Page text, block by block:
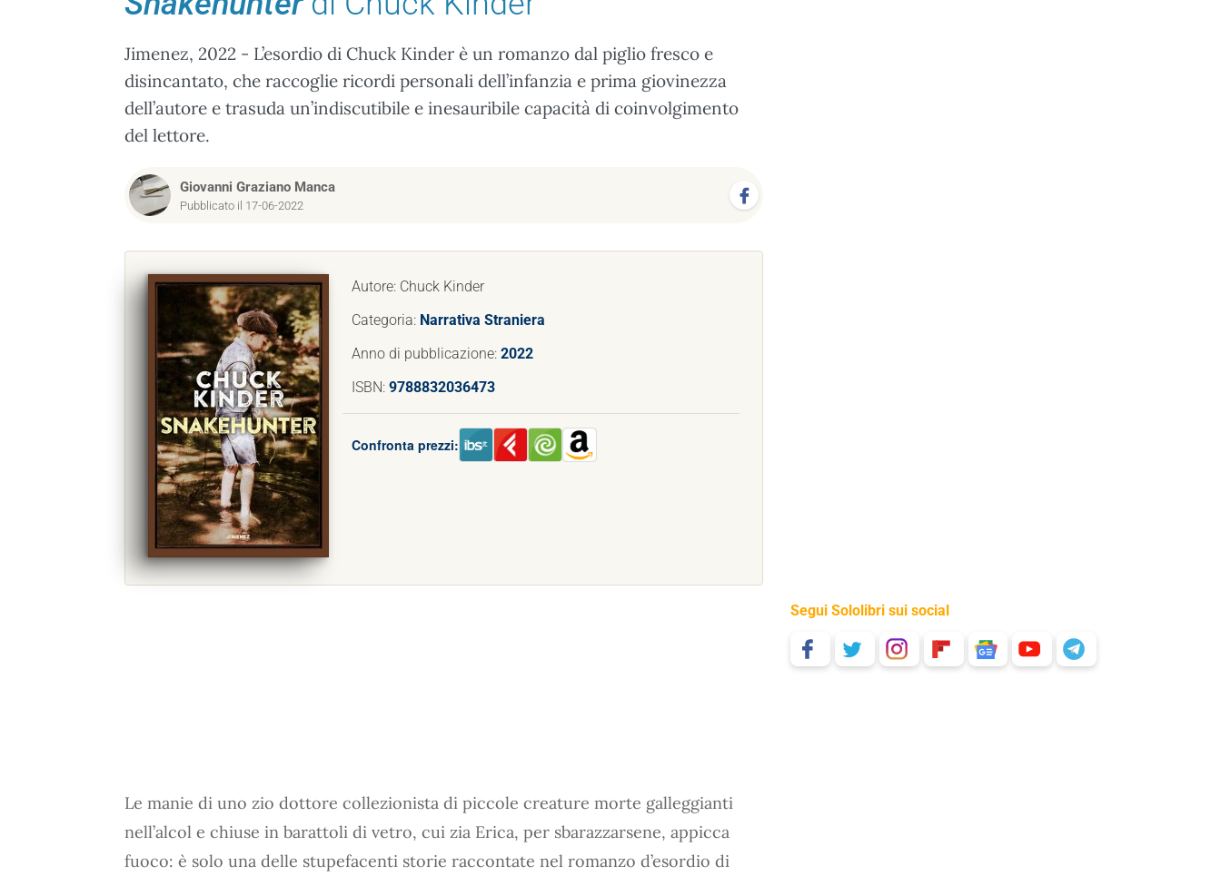
Jimenez, 2022 - L’esordio di Chuck Kinder è un romanzo dal piglio fresco e
disincantato, che raccoglie ricordi personali dell’infanzia e prima giovinezza
dell’autore e trasuda un’indiscutibile e inesauribile capacità di coinvolgimento
del lettore.
Giovanni Graziano Manca
Pubblicato il 17-06-2022
Autore: Chuck Kinder
Categoria: Narrativa Straniera
Anno di pubblicazione: 2022
ISBN: 9788832036473
Confronta prezzi:
Le manie di uno zio dottore collezionista di piccole creature morte galleggianti
nell’alcol e chiuse in barattoli di vetro, cui zia Erica, per sbarazzarsene, appicca
fuoco: è solo una delle stupefacenti storie raccontate nel romanzo d’esordio di
Segui Sololibri sui social